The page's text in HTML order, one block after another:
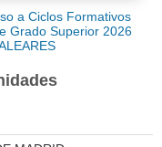
a Ciclos Formativos
Grado Superior 2026